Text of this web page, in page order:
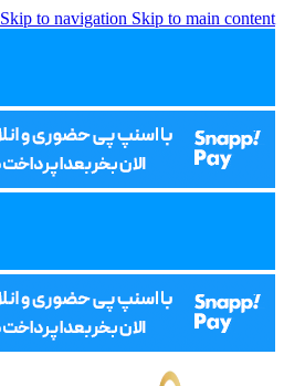
Skip to navigation Skip to main content